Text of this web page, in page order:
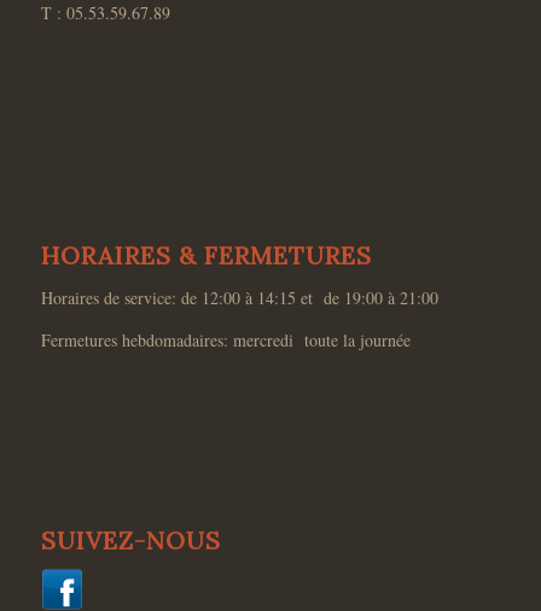
T : 05.53.59.67.89
HORAIRES & FERMETURES
Horaires de service: de 12:00 à 14:15 et de 19:00 à 21:00
Fermetures hebdomadaires: mercredi toute la journée
SUIVEZ-NOUS